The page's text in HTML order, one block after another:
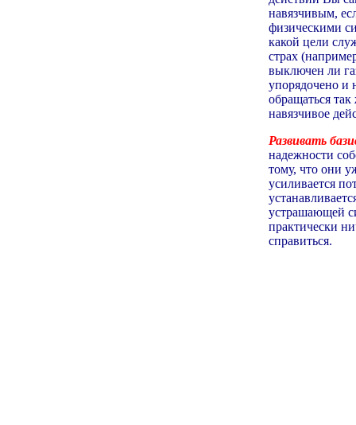
навязчивым,
физическими
какой цели
страх
выключен ли
упорядочено и
обращаться
навязчивое
Развивать
надежности
тому, что они
усиливается
устрашающей
практически
справиться.